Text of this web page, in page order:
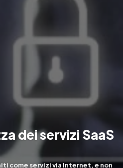
dei servizi SaaS
come servizi via Internet, e non